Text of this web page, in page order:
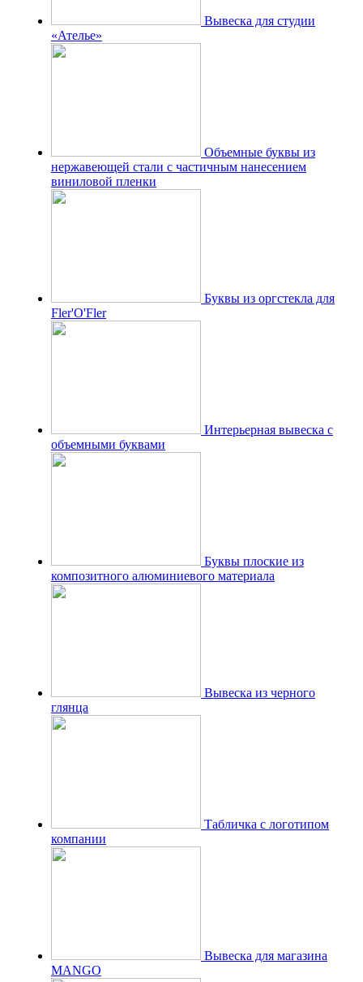
Вывеска для студии
«Ателье»
Объемные буквы из
нержавеющей стали с частичным нанесением
виниловой пленки
Буквы из оргстекла для
Fler'O'Fler
Интерьерная вывеска с
объемными буквами
Буквы плоские из
композитного алюминиевого материала
Вывеска из черного
глянца
Табличка с логотипом
компании
Вывеска для магазина
MANGO